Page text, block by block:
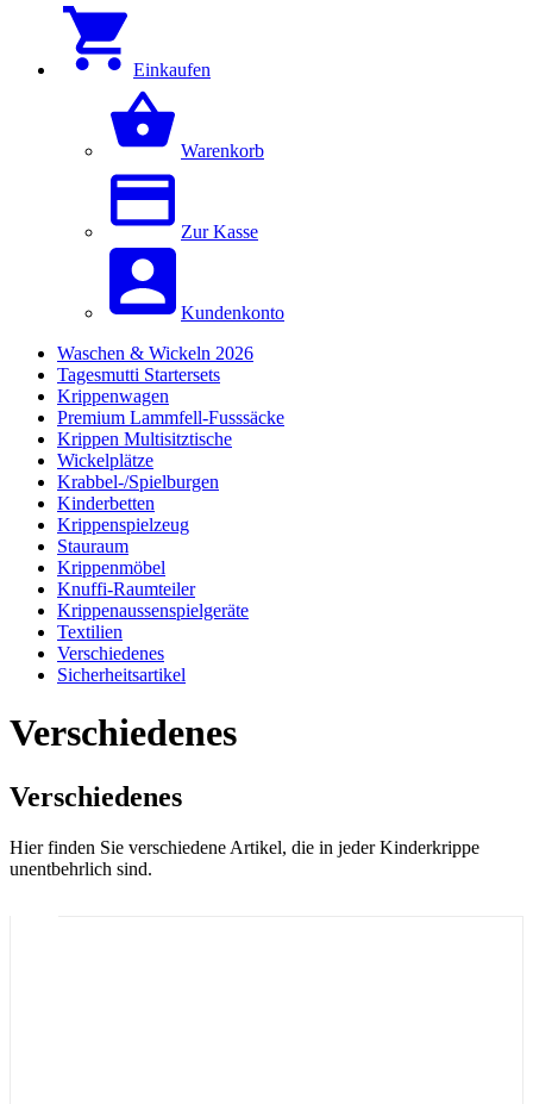
Einkaufen
Warenkorb
Zur Kasse
Kundenkonto
Waschen & Wickeln 2026
Tagesmutti Startersets
Krippenwagen
Premium Lammfell-Fusssäcke
Krippen Multisitztische
Wickelplätze
Krabbel-/Spielburgen
Kinderbetten
Krippenspielzeug
Stauraum
Krippenmöbel
Knuffi-Raumteiler
Krippenaussenspielgeräte
Textilien
Verschiedenes
Sicherheitsartikel
Verschiedenes
Verschiedenes
Hier finden Sie verschiedene Artikel, die in jeder Kinderkrippe
unentbehrlich sind.